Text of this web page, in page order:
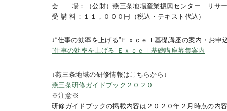
会 場：（公財）燕三条地場産業振興センター リサ
受 講 料：１１，０００円（税込・テキスト代込）
↓“仕事の効率を上げる”Ｅｘｃｅｌ基礎講座の案内・お申
“仕事の効率を上げる”Ｅｘｃｅｌ基礎講座募集案内
↓燕三条地域の研修情報はこちらから↓
燕三条研修ガイドブック２０２０
※注意※
研修ガイドブックの掲載内容は２０２０年２月時点の内容